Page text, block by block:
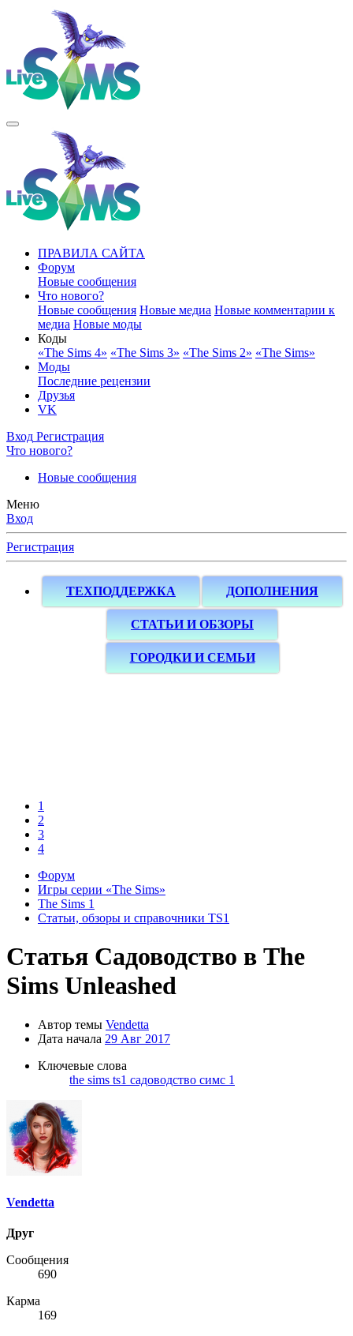
ПРАВИЛА САЙТА
Форум
Новые сообщения
Что нового?
Новые сообщения Новые медиа Новые комментарии к
медиа Новые моды
Коды
«The Sims 4» «The Sims 3» «The Sims 2» «The Sims»
Моды
Последние рецензии
Друзья
VK
Вход Регистрация
Что нового?
Новые сообщения
Меню
Вход
Регистрация
ТЕХПОДДЕРЖКА ДОПОЛНЕНИЯ
СТАТЬИ И ОБЗОРЫ
ГОРОДКИ И СЕМЬИ
1
2
3
4
Форум
Игры серии «The Sims»
The Sims 1
Статьи, обзоры и справочники TS1
Статья Садоводство в The
Sims Unleashed
Автор темы Vendetta
Дата начала 29 Авг 2017
Ключевые слова
the sims ts1 садоводство симс 1
Vendetta
Друг
Сообщения
690
Карма
169